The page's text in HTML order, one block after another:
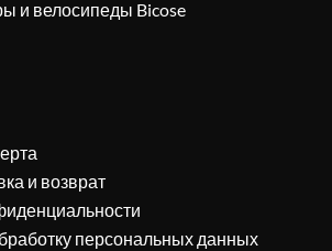
и велосипеды Bicose
и возврат
персональных данных